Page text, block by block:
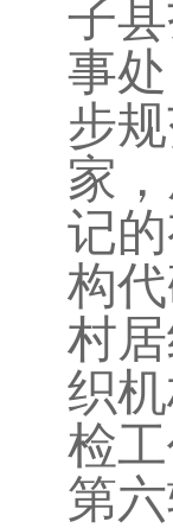
子
事处
步
家
记
构
村
织
检
第